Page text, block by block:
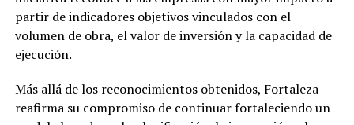
partir de indicadores objetivos vinculados con el
volumen de obra, el valor de inversión y la capacidad de
ejecución.
Más allá de los reconocimientos obtenidos, Fortaleza
reafirma su compromiso de continuar fortaleciendo un